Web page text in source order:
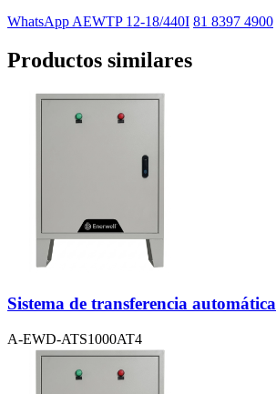
WhatsApp AEWTP 12-18/440I 81 8397 4900
Productos similares
Sistema de transferencia automática
A-EWD-ATS1000AT4